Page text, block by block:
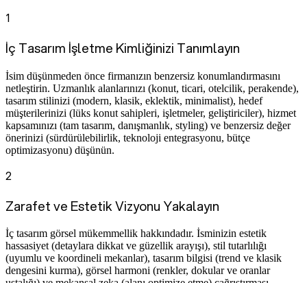
1
İç Tasarım İşletme Kimliğinizi Tanımlayın
İsim düşünmeden önce firmanızın benzersiz konumlandırmasını
netleştirin. Uzmanlık alanlarınızı (konut, ticari, otelcilik, perakende),
tasarım stilinizi (modern, klasik, eklektik, minimalist), hedef
müşterilerinizi (lüks konut sahipleri, işletmeler, geliştiriciler), hizmet
kapsamınızı (tam tasarım, danışmanlık, styling) ve benzersiz değer
önerinizi (sürdürülebilirlik, teknoloji entegrasyonu, bütçe
optimizasyonu) düşünün.
2
Zarafet ve Estetik Vizyonu Yakalayın
İç tasarım görsel mükemmellik hakkındadır. İsminizin estetik
hassasiyet (detaylara dikkat ve güzellik arayışı), stil tutarlılığı
(uyumlu ve koordineli mekanlar), tasarım bilgisi (trend ve klasik
dengesini kurma), görsel harmoni (renkler, dokular ve oranlar